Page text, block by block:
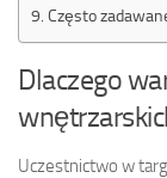
Często
Dlaczego
Uczestnictwo w